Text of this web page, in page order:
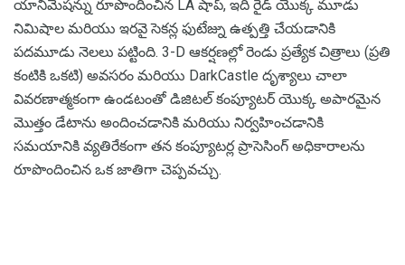
యానిమేషన్ను రూపొందించిన LA షాప్, ఇది రైడ్ యొక్క మూడు
నిమిషాల మరియు ఇరవై సెకన్ల ఫుటేజ్ను ఉత్పత్తి చేయడానికి
పదమూడు నెలలు పట్టింది. 3-D ఆకర్షణల్లో రెండు ప్రత్యేక చిత్రాలు (ప్రతి
కంటికి ఒకటి) అవసరం మరియు DarkCastle దృశ్యాలు చాలా
వివరణాత్మకంగా ఉండటంతో డిజిటల్ కంప్యూటర్ యొక్క అపారమైన
మొత్తం డేటాను అందించడానికి మరియు నిర్వహించడానికి
సమయానికి వ్యతిరేకంగా తన కంప్యూటర్ల ప్రాసెసింగ్ అధికారాలను
రూపొందించిన ఒక జాతిగా చెప్పవచ్చు.